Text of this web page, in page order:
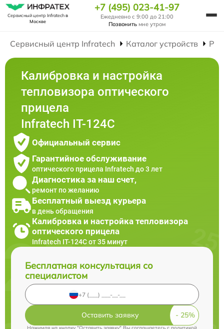
Сервисный центр Infratechв
Москве
+7 (495) 023-41-97
Ежедневно с 9:00 до 21:00
Позвонить мне утром
Сервисный центр Infratech Каталог устройств
Калибровка и настройка
тепловизора оптического
прицела
Infratech IT-124C
Официальный сервис
Гарантийное обслуживание
оптического прицела Infratech до 3 лет
Диагностика за наш счет,
ремонт по желанию
Бесплатный выезд курьера
в день обращения
Калибровка и настройка тепловизора
оптического прицела
Infratech IT-124C от 35 минут
Бесплатная консультация со
специалистом
Оставить заявку